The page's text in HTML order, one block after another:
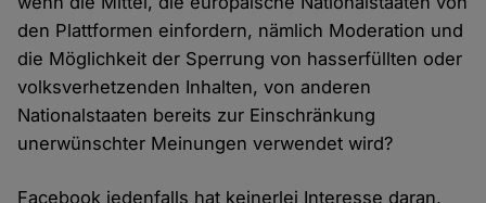
den Plattformen einfordern, nämlich Moderation und
die Möglichkeit der Sperrung von hasserfüllten oder
volksverhetzenden Inhalten, von anderen
Nationalstaaten bereits zur Einschränkung
unerwünschter Meinungen verwendet wird?
Facebook jedenfalls hat keinerlei Interesse daran,
Cookies